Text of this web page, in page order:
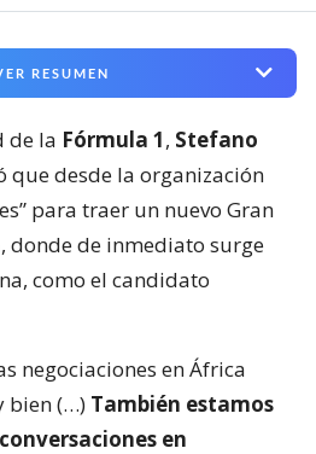
RESUMEN
de la Fórmula 1, Stefano
que desde la organización
para traer un nuevo Gran
donde de inmediato surge
como el candidato
negociaciones en África
bien (…) También estamos
en